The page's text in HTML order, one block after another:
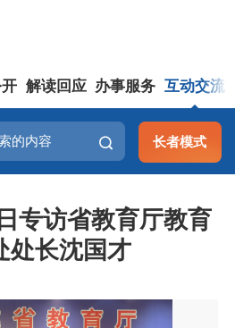
解读回应 办事服务 互动交流
长者模式
专访省教育厅教育
处长沈国才